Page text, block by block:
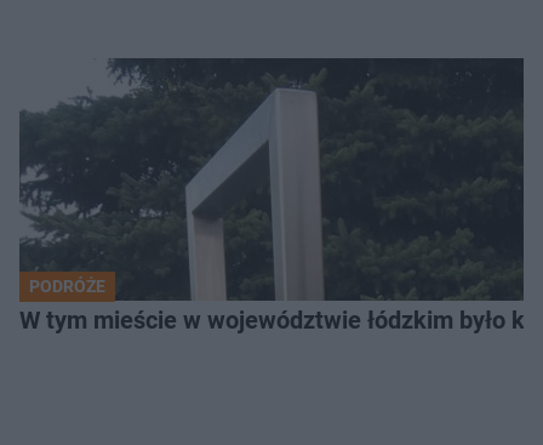
PODRÓŻE
W tym mieście w województwie łódzkim było